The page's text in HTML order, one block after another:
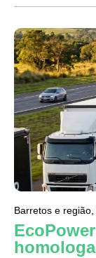
Barretos e região